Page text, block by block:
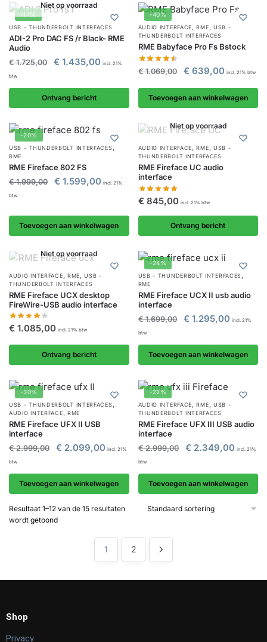
-17%
Niet op voorraad
USB - THUNDERBOLT INTERFACES
ADI-2 Pro DAC FS /r Black- RME
Audio
€1.725,00 € 1.435,00 incl. 21%
btw
Ontvang bericht
-40%
AUDIO INTERFACE,RME, USB -
THUNDERBOLT INTERFACES
RME Babyface Pro Fs Bstock
€1.069,00 € 639,00 incl. 21% btw
Toevoegen aan winkelwagen
-20%
USB - THUNDERBOLT INTERFACES,
RME
RME Fireface 802 FS
€1.999,00 € 1.599,00 incl. 21%
btw
Toevoegen aan winkelwagen
Niet op voorraad
AUDIO INTERFACE,RME, USB -
THUNDERBOLT INTERFACES
RME Fireface UC audio
interface
€ 845,00 incl. 21% btw
Ontvang bericht
Niet op voorraad
AUDIO INTERFACE RME ,USB -
THUNDERBOLT INTERFACES
RME Fireface UCX desktop
FireWire-USB audio interface
€ 1.085,00 incl. 21% btw
Ontvang bericht
-24%
USB - THUNDERBOLT INTERFACES
RME
RME Fireface UCX II usb audio
interface
€1.699,00 € 1.295,00 incl. 21%
btw
Toevoegen aan winkelwagen
-30%
USB - THUNDERBOLT INTERFACES
AUDIO INTERFACE RME
RME Fireface UFX II USB
interface
€2.999,00 € 2.099,00 incl. 21%
btw
Toevoegen aan winkelwagen
-22%
AUDIO INTERFACE ,RME
USB -
THUNDERBOLT INTERFACES
RME Fireface UFX III USB audio
interface
€2.999,00 € 2.349,00 incl. 21%
btw
Toevoegen aan winkelwagen
Resultaat 1–12 van de 15 resultaten
wordt getoond
1 2
Shop
Privacy